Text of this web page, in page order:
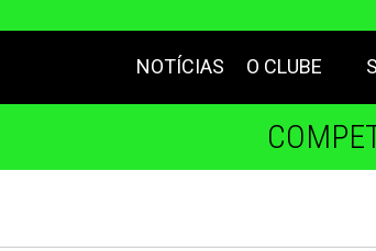
NOTÍCIAS O CLUBE